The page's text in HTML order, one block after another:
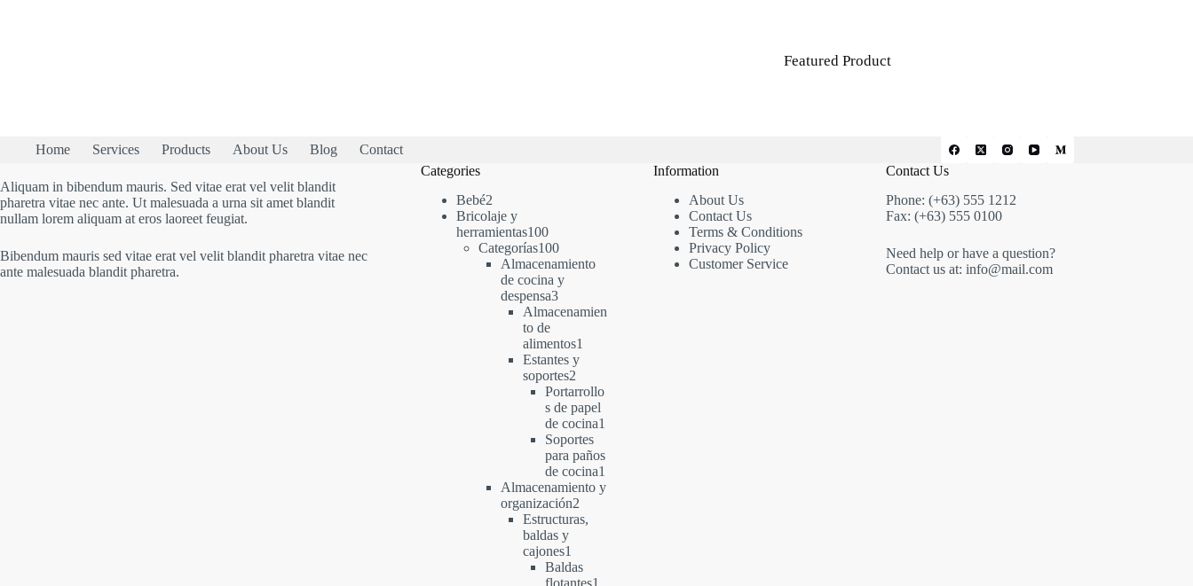
Featured Product
Home Services Products About Us Blog Contact
Aliquam in bibendum mauris. Sed vitae erat vel velit blandit
pharetra vitae nec ante. Ut malesuada a urna sit amet blandit
nullam lorem aliquam at eros laoreet feugiat.
Bibendum mauris sed vitae erat vel velit blandit pharetra vitae nec
ante malesuada blandit pharetra.
Categories
Bebé22
productos
Bricolaje y
herramientas100100
productos
Categorías100100
productos
Almacenamiento
de cocina y
despensa33
productos
Almacenamien
to de
alimentos1
Estantes y
soportes22
productos
Portarrollo
s de papel
de cocina1
Soportes
para paños
de cocina1
producto
Almacenamiento y
organización22
productos
Estructuras,
baldas y
cajones1
producto
Baldas
flotantes1
Information
About Us
Contact Us
Terms & Conditions
Privacy Policy
Customer Service
Contact Us
Phone: (+63) 555 1212
Fax: (+63) 555 0100
Need help or have a question?
Contact us at: info@mail.com